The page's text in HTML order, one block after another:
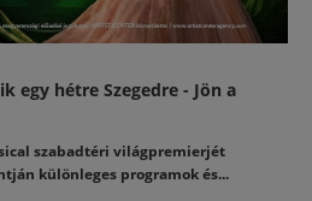
egy hétre Szegedre - Jön a
szabadtéri világpremierjét
különleges programok és...